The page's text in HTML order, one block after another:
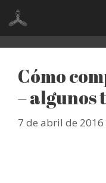
Saltar
contenido
Cómo
– algunos
7 de abril de 2016